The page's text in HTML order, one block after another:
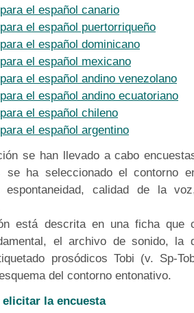
el español canario
el español puertorriqueño
el español dominicano
el español mexicano
el español andino venezolano
el español andino ecuatoriano
el español chileno
el español argentino
se han llevado a cabo
se ha seleccionado el contorno
espontaneidad, calidad de la
está descrita en una ficha que
el archivo de sonido, la
prosódicos Tobi (v. Sp-
del contorno entonativo.
la encuesta